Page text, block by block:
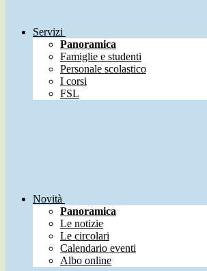
Servizi
Panoramica
Famiglie e studenti
Personale scolastico
I corsi
FSL
Novità
Panoramica
Le notizie
Le circolari
Calendario eventi
Albo online